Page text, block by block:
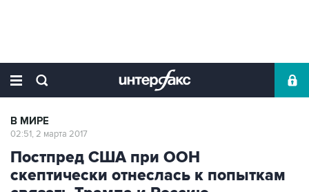
В МИРЕ
02:51, 2 марта 2017
Постпред США при ООН
скептически отнеслась к попыткам